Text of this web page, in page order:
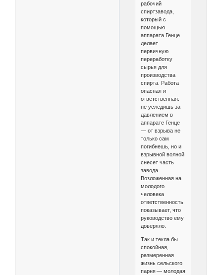
рабочий
спиртзавода,
который с
помощью
аппарата Генце
делает
первичную
переработку
сырья для
производства
спирта. Работа
опасная и
ответственная:
не уследишь за
давлением в
аппарате Генце
— от взрыва не
только сам
погибнешь, но и
взрывной волной
снесет часть
завода.
Возложенная на
молодого
человека
ответственность
показывает, что
руководство ему
доверяло.
Так и текла бы
спокойная,
размеренная
жизнь сельского
парня — молодая